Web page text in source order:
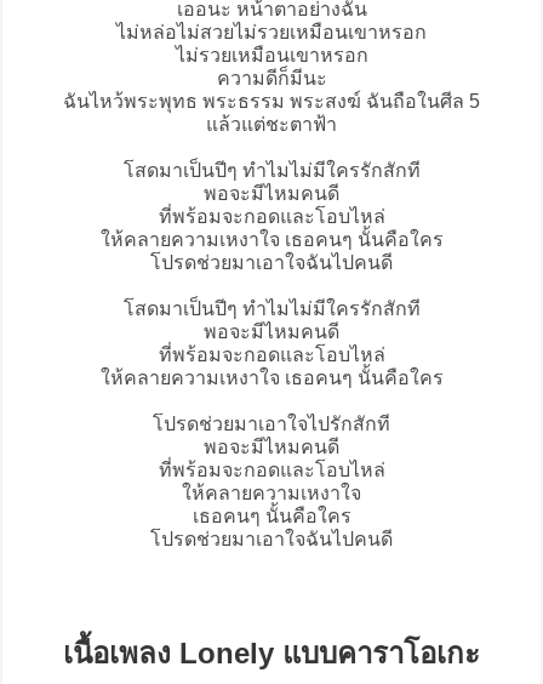
เออนะ หน้าตาอย่างฉัน
ไม่หล่อไม่สวยไม่รวยเหมือนเขาหรอก
ไม่รวยเหมือนเขาหรอก
ความดีก็มีนะ
ฉันไหว้พระพุทธ พระธรรม พระสงฆ์ ฉันถือในศีล 5
แล้วแต่ชะตาฟ้า
โสดมาเป็นปีๆ ทำไมไม่มีใครรักสักที
พอจะมีไหมคนดี
ที่พร้อมจะกอดและโอบไหล่
ให้คลายความเหงาใจ เธอคนๆ นั้นคือใคร
โปรดช่วยมาเอาใจฉันไปคนดี
โสดมาเป็นปีๆ ทำไมไม่มีใครรักสักที
พอจะมีไหมคนดี
ที่พร้อมจะกอดและโอบไหล่
ให้คลายความเหงาใจ เธอคนๆ นั้นคือใคร
โปรดช่วยมาเอาใจไปรักสักที
พอจะมีไหมคนดี
ที่พร้อมจะกอดและโอบไหล่
ให้คลายความเหงาใจ
เธอคนๆ นั้นคือใคร
โปรดช่วยมาเอาใจฉันไปคนดี
เนื้อเพลง Lonely แบบคาราโอเกะ